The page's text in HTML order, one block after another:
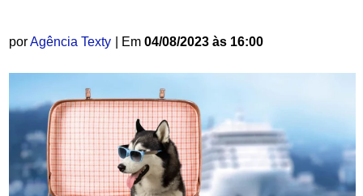
porAgência Texty | Em 04/08/2023 às 16:00